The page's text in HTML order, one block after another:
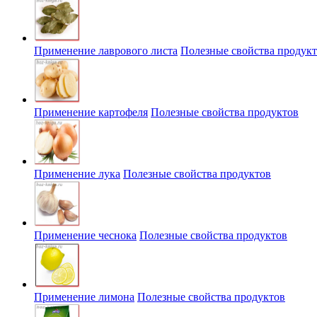
Применение лаврового листа Полезные свойства
Применение картофеля Полезные свойства продуктов
Применение лука Полезные свойства продуктов
Применение чеснока Полезные свойства продуктов
Применение лимона Полезные свойства продуктов